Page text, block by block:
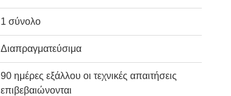
1 σύνολο
Διαπραγματεύσιμα
90 ημέρες εξάλλου οι τεχνικές απαιτήσεις
επιβεβαιώνονται